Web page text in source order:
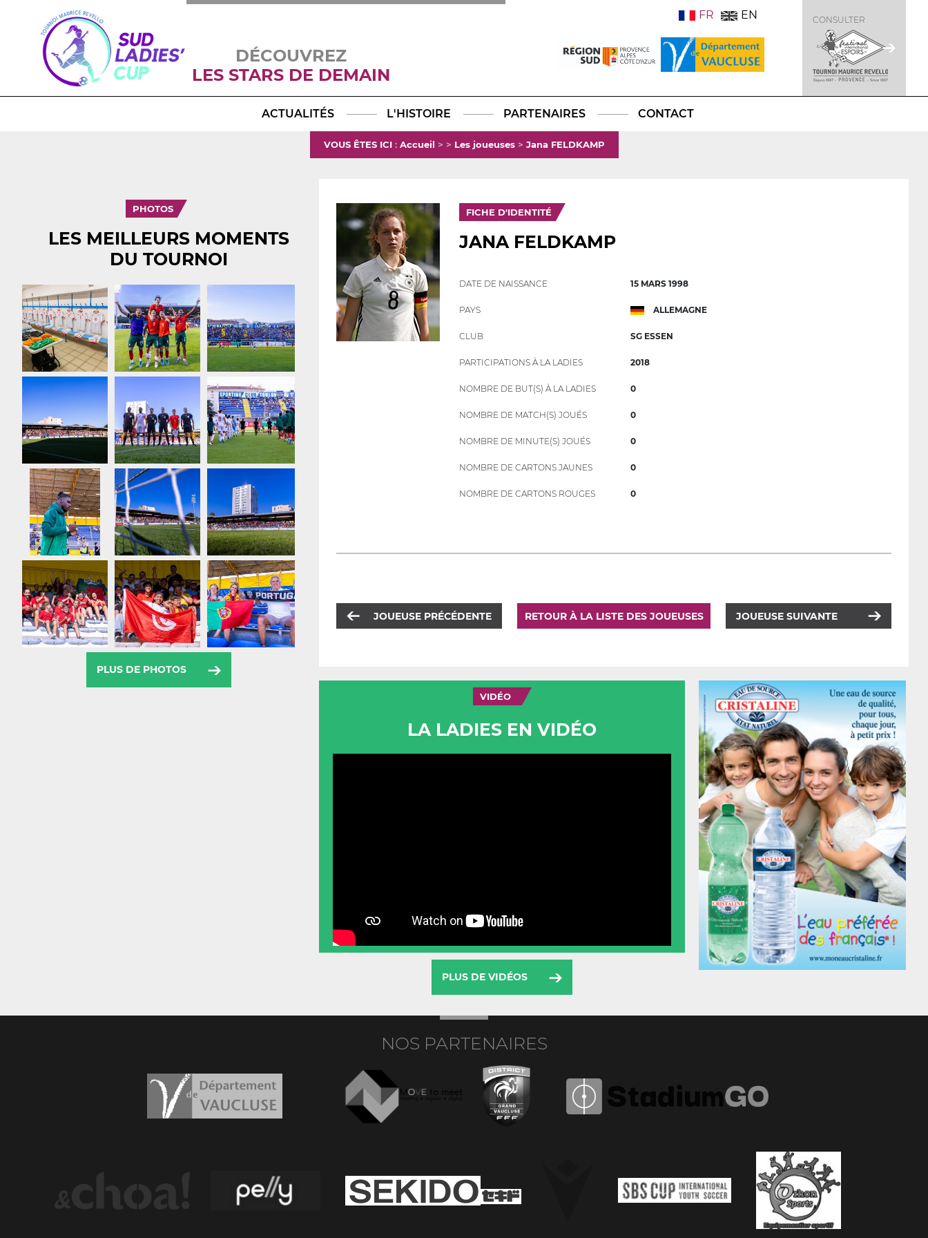
DÉCOUVREZ
LES STARS DE DEMAIN
TikTokLinkedIn
X
FR EN CONSULTER
ACTUALITÉS L'HISTOIRE PARTENAIRES CONTACT
VOUS ÊTES ICI: Accueil > > Les joueuses> Jana FELDKAMP
PHOTOS
LES MEILLEURS MOMENTS
DU TOURNOI
PLUS DE PHOTOS
FICHE D'IDENTITÉ
JANA FELDKAMP
DATE DE NAISSANCE 15 MARS 1998
PAYS ALLEMAGNE
CLUB SG ESSEN
PARTICIPATIONS À LA LADIES 2018
NOMBRE DE BUT(S) À LA LADIES 0
NOMBRE DE MATCH(S) JOUÉS 0
NOMBRE DE MINUTE(S) JOUÉS 0
NOMBRE DE CARTONS JAUNES 0
NOMBRE DE CARTONS ROUGES 0
JOUEUSE PRÉCÉDENTE RETOUR À LA LISTE DES JOUEUSES JOUEUSE SUIVANTE
VIDÉO
LA LADIES EN VIDÉO
PLUS DE VIDÉOS
NOS PARTENAIRES